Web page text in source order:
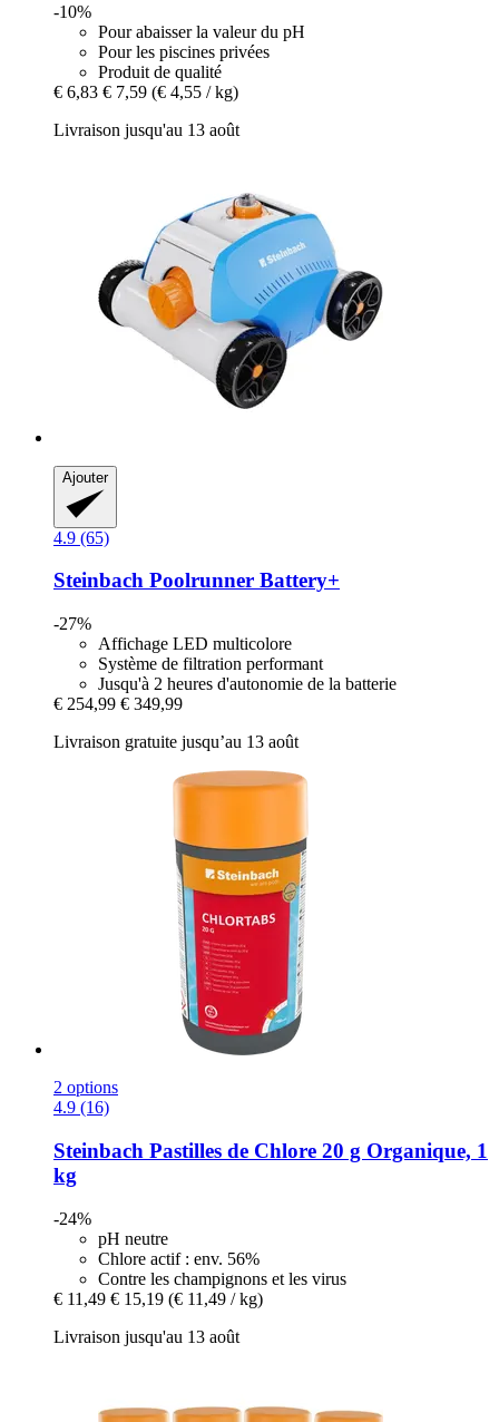
-10%
Pour abaisser la valeur du pH
Pour les piscines privées
Produit de qualité
€ 6,83 € 7,59 (€ 4,55 / kg)
Livraison jusqu'au 13 août
Ajouter
4.9 (65)
Steinbach Poolrunner Battery+
-27%
Affichage LED multicolore
Système de filtration performant
Jusqu'à 2 heures d'autonomie de la batterie
€ 254,99 € 349,99
Livraison gratuite jusqu’au 13 août
2 options
4.9 (16)
Steinbach Pastilles de Chlore 20 g Organique, 1
kg
-24%
pH neutre
Chlore actif : env. 56%
Contre les champignons et les virus
€ 11,49 € 15,19 (€ 11,49 / kg)
Livraison jusqu'au 13 août